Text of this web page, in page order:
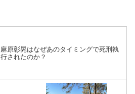
麻原彰晃はなぜあのタイミングで死刑執
行されたのか？